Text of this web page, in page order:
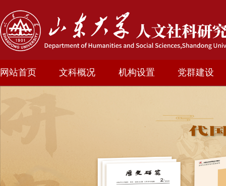
网站首页 文科概况 机构设置 党群建设